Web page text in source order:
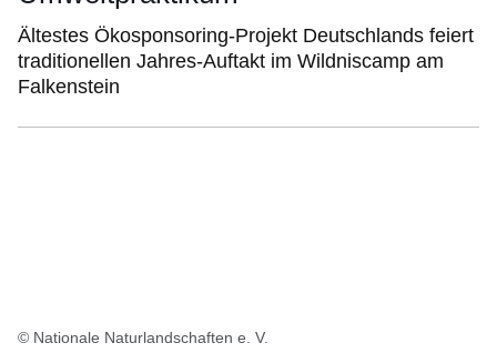
Ältestes Ökosponsoring-Projekt Deutschlands feiert
traditionellen Jahres-Auftakt im Wildniscamp am
Falkenstein
© Nationale Naturlandschaften e. V.